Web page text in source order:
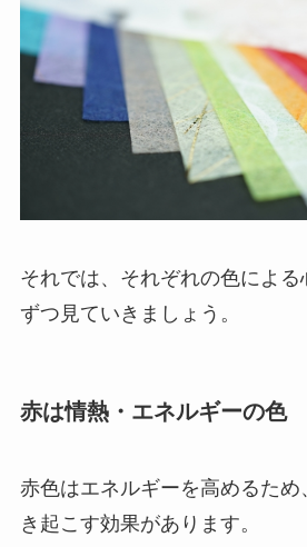
それでは、それぞれの色によ
ずつ見ていきましょう。
赤は情熱・エネルギーの色
赤色はエネルギーを高めるため
き起こす効果があります。